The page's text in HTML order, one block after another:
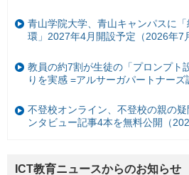
青山学院大学、青山キャンパスに
環」2027年4月開設予定（2026年7
教員の約7割が生徒の「プロンプト
りを実感 =アルサーガパートナーズ
不登校オンライン、不登校の親の
ンタビュー記事4本を無料公開（
ICT教育ニュースからのお知らせ